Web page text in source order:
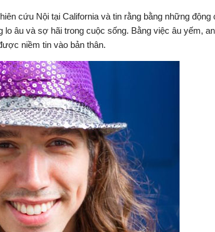
cứu Nội tại California và tin rằng bằng những động
âu và sợ hãi trong cuộc sống. Bằng việc âu yếm,
niềm tin vào bản thân.